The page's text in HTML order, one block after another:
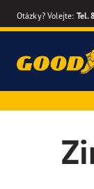
Otázky? Volejte: Tel.
Celoroční
Sezónní